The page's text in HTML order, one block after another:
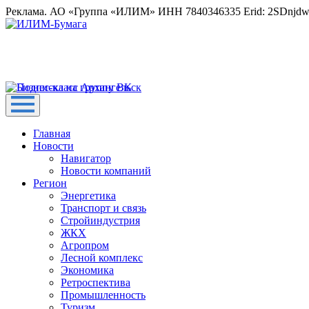
Реклама. АО «Группа «ИЛИМ» ИНН 7840346335 Erid:
Главная
Новости
Навигатор
Новости компаний
Регион
Энергетика
Транспорт и связь
Стройиндустрия
ЖКХ
Агропром
Лесной комплекс
Экономика
Ретроспектива
Промышленность